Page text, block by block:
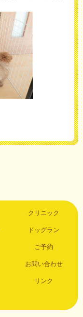
クリニック
ドッグラン
ご予約
お問い合わせ
リンク